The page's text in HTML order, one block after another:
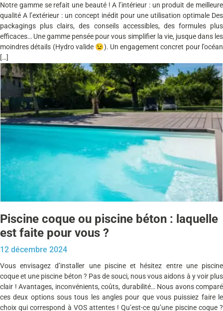
Notre gamme se refait une beauté ! A l’intérieur : un produit de meilleure
qualité A l’extérieur : un concept inédit pour une utilisation optimale Des
packagings plus clairs, des conseils accessibles, des formules plus
efficaces… Une gamme pensée pour vous simplifier la vie, jusque dans les
moindres détails (Hydro valide 😉). Un engagement concret pour l’océan
[…]
Piscine coque ou piscine béton : laquelle
est faite pour vous ?
12 décembre 2024
Vous envisagez d’installer une piscine et hésitez entre une piscine
coque et une piscine béton ? Pas de souci, nous vous aidons à y voir plus
clair ! Avantages, inconvénients, coûts, durabilité… Nous avons comparé
ces deux options sous tous les angles pour que vous puissiez faire le
choix qui correspond à VOS attentes ! Qu’est-ce qu’une piscine coque ?